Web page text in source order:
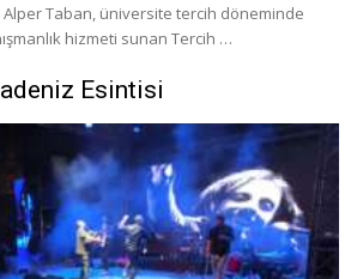
Alper Taban, üniversite tercih döneminde
hizmeti sunan Tercih …
Esintisi